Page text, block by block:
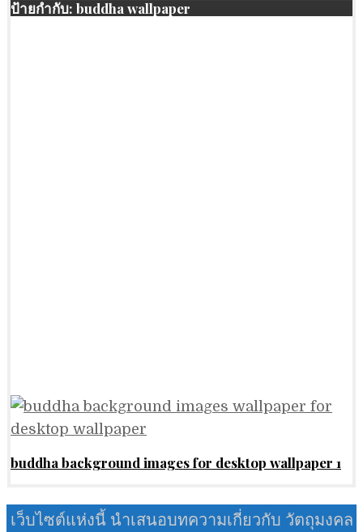
ป้ายกำกับ: buddha wallpaper
buddha background images for desktop wallpaper 1
เว็บไซต์แห่งนี้ นำเสนอบทความเกี่ยวกับ วัตถุมงคล